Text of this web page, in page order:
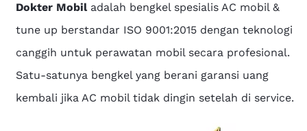
Dokter Mobiladalah bengkel spesialis AC mobil &
tune up berstandar ISO 9001:2015 dengan teknologi
canggih untuk perawatan mobil secara profesional.
Satu-satunya bengkel yang berani garansi uang
kembali jika AC mobil tidak dingin setelah di service.